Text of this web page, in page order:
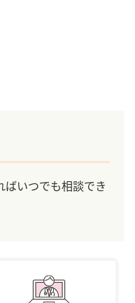
ばいつでも相談でき